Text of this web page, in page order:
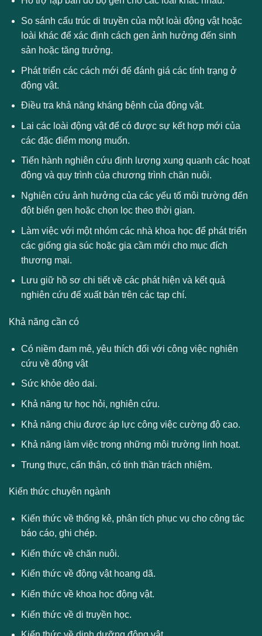
So sánh cấu trúc di truyền của một loài động vật hoặc
loài khác để xác định cách gen ảnh hưởng đến sinh
sản hoặc tăng trưởng.
Phát triển các cách mới để đánh giá các tính trạng ở
động vật.
Điều tra khả năng kháng bệnh của động vật.
Lai các loài động vật để có được sự kết hợp mới của
các đặc điểm mong muốn.
Tiến hành nghiên cứu định lượng xung quanh các hoạt
động và quy trình của chương trình chăn nuôi.
Nghiên cứu ảnh hưởng của các yếu tố môi trường đến
đột biến gen hoặc chọn lọc theo thời gian.
Làm việc với một nhóm các nhà khoa học để phát triển
các giống gia súc hoặc gia cầm mới cho mục đích
thương mại.
Lưu giữ hồ sơ chi tiết về các phát hiện và kết quả
nghiên cứu để xuất bản trên các tạp chí.
Khả năng cần có
Có niềm đam mê, yêu thích đối với công việc nghiên
cứu về động vật
Sức khỏe dẻo dai.
Khả năng tự học hỏi, nghiên cứu.
Khả năng chịu được áp lực công việc cường độ cao.
Khả năng làm việc trong những môi trường linh hoạt.
Trung thực, cẩn thận, có tinh thần trách nhiệm.
Kiến thức chuyên ngành
Kiến thức về thống kê, phân tích phục vụ cho công tác
báo cáo, ghi chép.
Kiến thức về chăn nuôi.
Kiến thức về động vật hoang dã.
Kiến thức về khoa học động vật.
Kiến thức về di truyền học.